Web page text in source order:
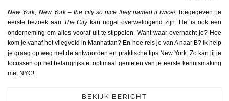
New York, New York – the city so nice they named it twice!Toegegeven: je
eerste bezoek aan The Citykan nogal overweldigend zijn. Het is ook een
onderneming om alles vooraf uit te stippelen. Want waar overnacht je? Hoe
kom je vanaf het vliegveld in Manhattan? En hoe reis je van A naar B? Ik help
je graag op weg met de antwoorden en praktische tips New York. Zo kan jij je
focussen op het belangrijkste: optimaal genieten van je eerste kennismaking
met NYC!
BEKIJK BERICHT